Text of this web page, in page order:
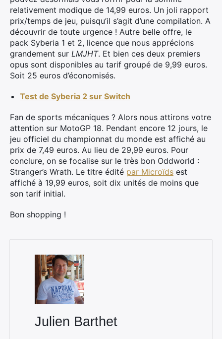
relativement modique de 14,99 euros. Un joli rapport
prix/temps de jeu, puisqu’il s’agit d’une compilation. A
découvrir de toute urgence ! Autre belle offre, le
pack Syberia 1 et 2, licence que nous apprécions
grandement sur LMJHT. Et bien ces deux premiers
opus sont disponibles au tarif groupé de 9,99 euros.
Soit 25 euros d’économisés.
Test de Syberia 2 sur Switch
Fan de sports mécaniques ? Alors nous attirons votre
attention sur MotoGP 18. Pendant encore 12 jours, le
jeu officiel du championnat du monde est affiché au
prix de 7,49 euros. Au lieu de 29,99 euros. Pour
conclure, on se focalise sur le très bon Oddworld :
Stranger’s Wrath. Le titre édité par Microïds est
affiché à 19,99 euros, soit dix unités de moins que
son tarif initial.
Bon shopping !
Julien Barthet
×